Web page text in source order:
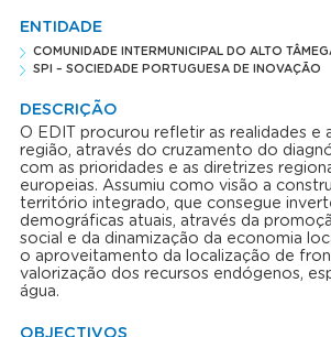
ENTIDADE
COMUNIDADE INTERMUNICIPAL DO ALTO
SPI – SOCIEDADE PORTUGUESA DE INOVAÇÃO
DESCRIÇÃO
O EDIT procurou refletir as realidades e
região, através do cruzamento do
com as prioridades e as diretrizes
europeias. Assumiu como visão a
território integrado, que consegue
demográficas atuais, através da
social e da dinamização da economia
o aproveitamento da localização de
valorização dos recursos endógenos,
água.
OBJECTIVOS